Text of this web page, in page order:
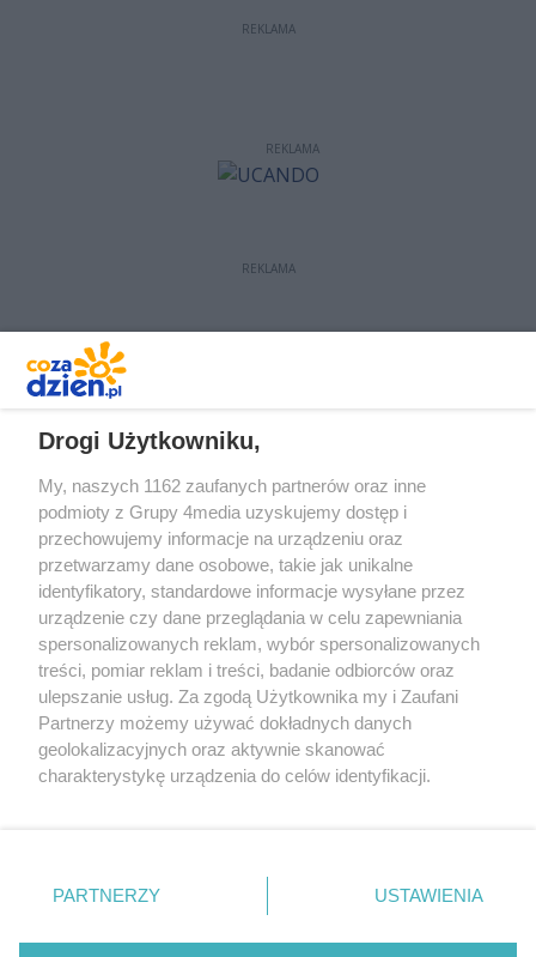
REKLAMA
REKLAMA
REKLAMA
Prywatność Reklama Redakcja Praca Kielce
Facebook.com
Youtube.com
Drogi Użytkowniku,
My, naszych 1162 zaufanych partnerów oraz inne
podmioty z Grupy 4media uzyskujemy dostęp i
przechowujemy informacje na urządzeniu oraz
przetwarzamy dane osobowe, takie jak unikalne
identyfikatory, standardowe informacje wysyłane przez
urządzenie czy dane przeglądania w celu zapewniania
spersonalizowanych reklam, wybór spersonalizowanych
treści, pomiar reklam i treści, badanie odbiorców oraz
ulepszanie usług. Za zgodą Użytkownika my i Zaufani
Partnerzy możemy używać dokładnych danych
geolokalizacyjnych oraz aktywnie skanować
charakterystykę urządzenia do celów identyfikacji.
zmienić/wycofać klikając przycisk ustawień prywatności
znajdujący się w lewym dolnym rogu strony
. Niektóre
PARTNERZY USTAWIENIA